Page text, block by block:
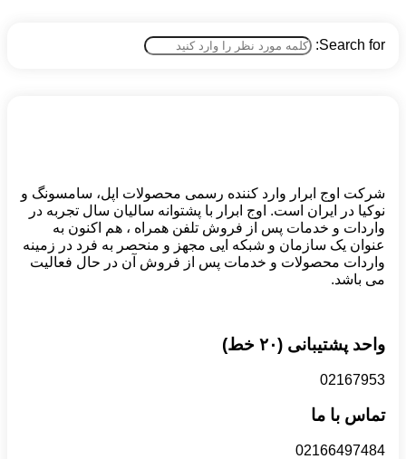
Search for:
شرکت اوج ابرار وارد کننده رسمی محصولات اپل، سامسونگ و
نوکیا در ایران است. اوج ابرار با پشتوانه سالیان سال تجربه در
واردات و خدمات پس از فروش تلفن همراه ، هم اکنون به
عنوان یک سازمان و شبکه ایی مجهز و منحصر به فرد در زمینه
واردات محصولات و خدمات پس از فروش آن در حال فعالیت
می باشد.
واحد پشتیبانی (۲۰ خط)
02167953
تماس با ما
02166497484